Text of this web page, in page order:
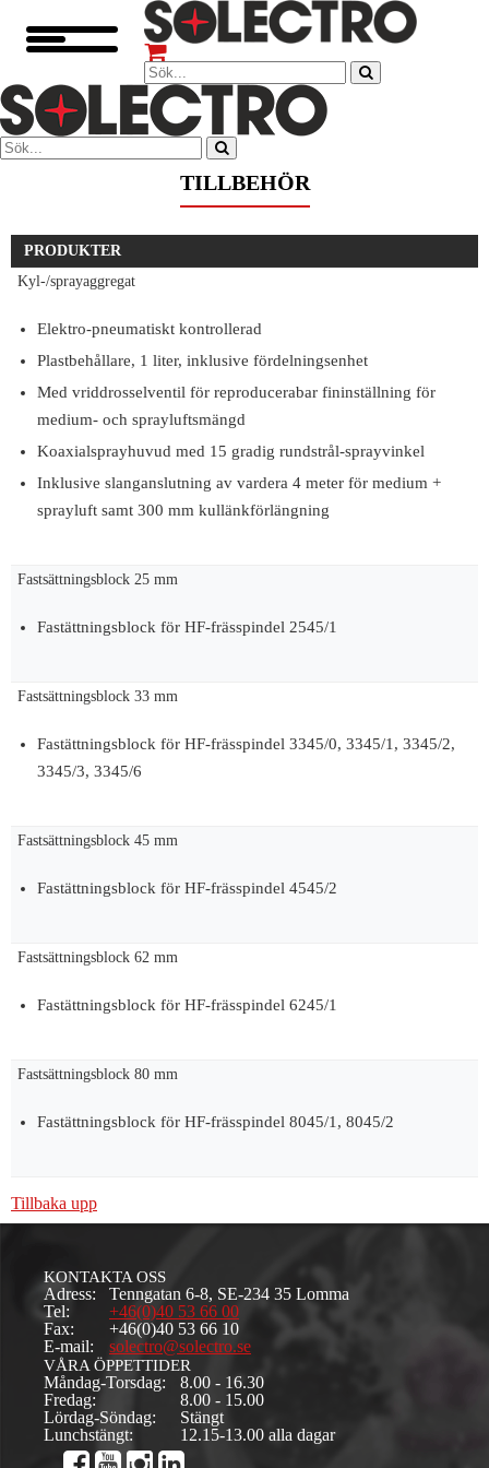
TILLBEHÖR
PRODUKTER
Kyl-/sprayaggregat
Elektro-pneumatiskt kontrollerad
Plastbehållare, 1 liter, inklusive fördelningsenhet
Med vriddrosselventil för reproducerabar fininställning för
medium- och sprayluftsmängd
Koaxialsprayhuvud med 15 gradig rundstrål-sprayvinkel
Inklusive slanganslutning av vardera 4 meter för medium +
sprayluft samt 300 mm kullänkförlängning
Fastsättningsblock 25 mm
Fastättningsblock för HF-frässpindel 2545/1
Fastsättningsblock 33 mm
Fastättningsblock för HF-frässpindel 3345/0, 3345/1, 3345/2,
3345/3, 3345/6
Fastsättningsblock 45 mm
Fastättningsblock för HF-frässpindel 4545/2
Fastsättningsblock 62 mm
Fastättningsblock för HF-frässpindel 6245/1
Fastsättningsblock 80 mm
Fastättningsblock för HF-frässpindel 8045/1, 8045/2
Tillbaka upp
KONTAKTA OSS
Adress:
Tenngatan 6-8, SE-234 35 Lomma
Tel:
+46(0)40 53 66 00
Fax:
+46(0)40 53 66 10
E-mail:
solectro@solectro.se
VÅRA ÖPPETTIDER
Måndag-Torsdag:
8.00 - 16.30
Fredag:
8.00 - 15.00
Lördag-Söndag:
Stängt
Lunchstängt:
12.15-13.00 alla dagar